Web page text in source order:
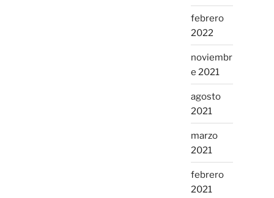
febrero
2022
noviembr
e 2021
agosto
2021
marzo
2021
febrero
2021